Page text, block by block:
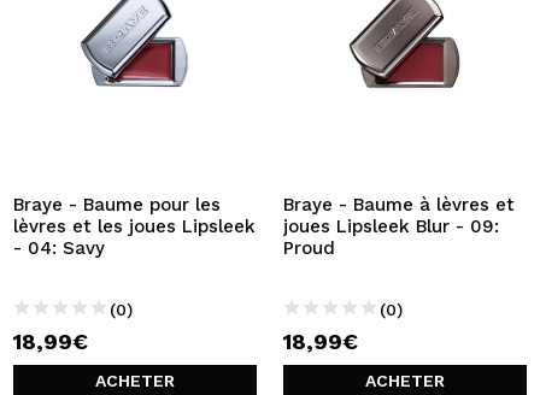
Braye - Baume pour les
lèvres et les joues Lipsleek
- 04: Savy
(0)
18,99€
ACHETER
Braye - Baume à lèvres et
joues Lipsleek Blur - 09:
Proud
(0)
18,99€
ACHETER